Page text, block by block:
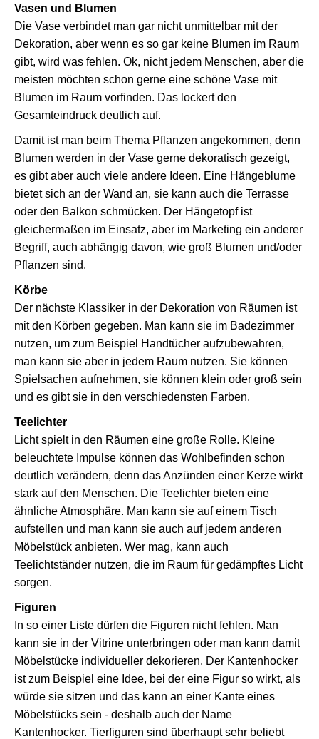
Vasen und Blumen
Die Vase verbindet man gar nicht unmittelbar mit der
Dekoration, aber wenn es so gar keine Blumen im Raum
gibt, wird was fehlen. Ok, nicht jedem Menschen, aber die
meisten möchten schon gerne eine schöne Vase mit
Blumen im Raum vorfinden. Das lockert den
Gesamteindruck deutlich auf.
Damit ist man beim Thema Pflanzen angekommen, denn
Blumen werden in der Vase gerne dekoratisch gezeigt,
es gibt aber auch viele andere Ideen. Eine Hängeblume
bietet sich an der Wand an, sie kann auch die Terrasse
oder den Balkon schmücken. Der Hängetopf ist
gleichermaßen im Einsatz, aber im Marketing ein anderer
Begriff, auch abhängig davon, wie groß Blumen und/oder
Pflanzen sind.
Körbe
Der nächste Klassiker in der Dekoration von Räumen ist
mit den Körben gegeben. Man kann sie im Badezimmer
nutzen, um zum Beispiel Handtücher aufzubewahren,
man kann sie aber in jedem Raum nutzen. Sie können
Spielsachen aufnehmen, sie können klein oder groß sein
und es gibt sie in den verschiedensten Farben.
Teelichter
Licht spielt in den Räumen eine große Rolle. Kleine
beleuchtete Impulse können das Wohlbefinden schon
deutlich verändern, denn das Anzünden einer Kerze wirkt
stark auf den Menschen. Die Teelichter bieten eine
ähnliche Atmosphäre. Man kann sie auf einem Tisch
aufstellen und man kann sie auch auf jedem anderen
Möbelstück anbieten. Wer mag, kann auch
Teelichtständer nutzen, die im Raum für gedämpftes Licht
sorgen.
Figuren
In so einer Liste dürfen die Figuren nicht fehlen. Man
kann sie in der Vitrine unterbringen oder man kann damit
Möbelstücke individueller dekorieren. Der Kantenhocker
ist zum Beispiel eine Idee, bei der eine Figur so wirkt, als
würde sie sitzen und das kann an einer Kante eines
Möbelstücks sein - deshalb auch der Name
Kantenhocker. Tierfiguren sind überhaupt sehr beliebt